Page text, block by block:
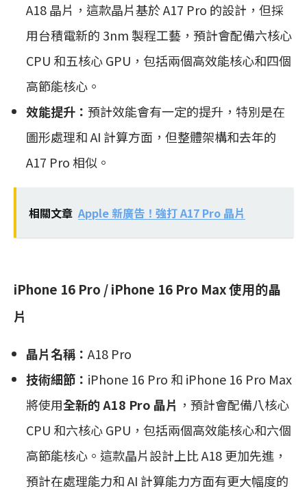
A18 晶片，這款晶片基於 A17 Pro 的設計，但採
用台積電新的 3nm 製程工藝，預計會配備六核心
CPU 和五核心 GPU，包括兩個高效能核心和四個
高節能核心。
效能提升： 預計效能會有一定的提升，特別是在
圖形處理和 AI 計算方面，但整體架構和去年的
A17 Pro 相似。
相關文章 Apple 新廣告！強打 A17 Pro 晶片
iPhone 16 Pro / iPhone 16 Pro Max 使用的晶
片
晶片名稱： A18 Pro
技術細節： iPhone 16 Pro 和 iPhone 16 Pro Max
將使用全新的 A18 Pro 晶片 ，預計會配備八核心
CPU 和六核心 GPU，包括兩個高效能核心和六個
高節能核心。這款晶片設計上比 A18 更加先進，
預計在處理能力和 AI 計算能力方面有更大幅度的